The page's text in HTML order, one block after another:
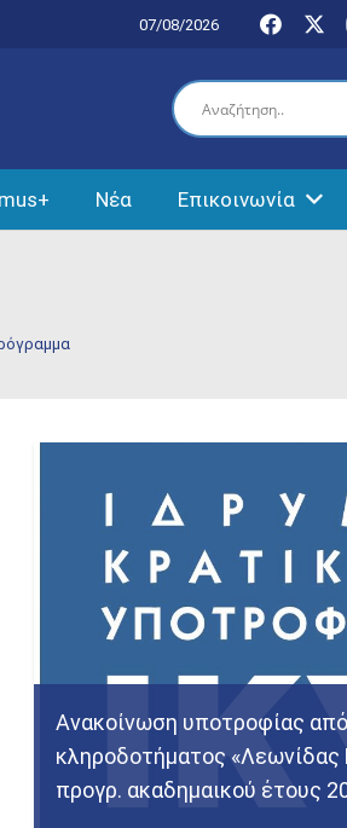
07/08/2026
Νέα Επικοινωνία
Ανακοίνωση υποτροφίας
κληροδοτήματος «Λεωνίδας
προγρ. ακαδημαικού έτους